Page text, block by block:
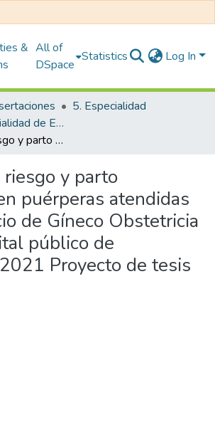
& All of
DSpace
Statistics Log In
5. Especialidad
Segunda Especialidad de Enfermería en Gineco Obstetricia
Factores de riesgo y parto prematuro en puérperas atendidas en el Servicio de Gíneco Obstetricia de un hospital público de Cajamarca, 2021 Proyecto de tesis
riesgo y parto
puérperas atendidas
de Gíneco Obstetricia
público de
Proyecto de tesis